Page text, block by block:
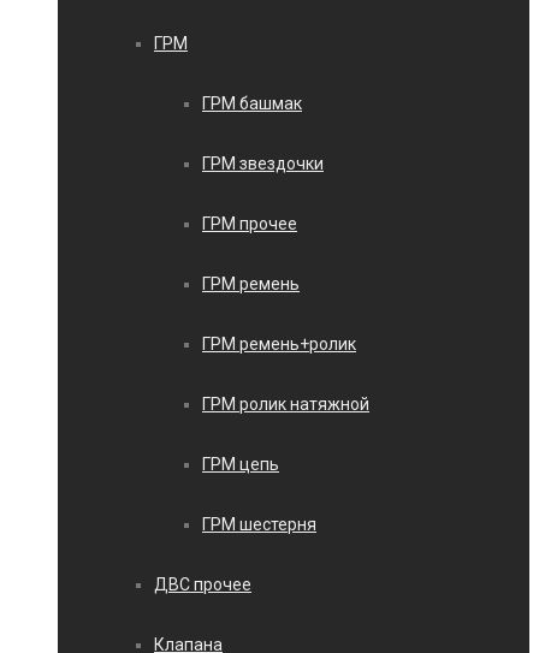
ГРМ
ГРМ башмак
ГРМ звездочки
ГРМ прочее
ГРМ ремень
ГРМ ремень+ролик
ГРМ ролик натяжной
ГРМ цепь
ГРМ шестерня
ДВС прочее
Клапана